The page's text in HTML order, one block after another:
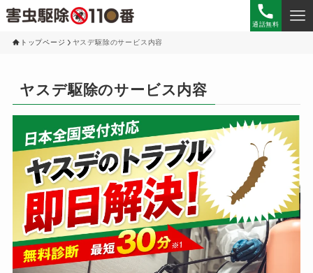
通話無料
トップページ ヤスデ駆除のサービス内容
ヤスデ駆除のサービス内容